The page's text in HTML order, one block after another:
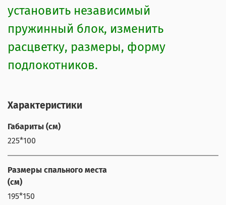
установить независимый
пружинный блок, изменить
расцветку, размеры, форму
подлокотников.
Характеристики
Габариты (см)
225*100
Размеры спального места
(см)
195*150